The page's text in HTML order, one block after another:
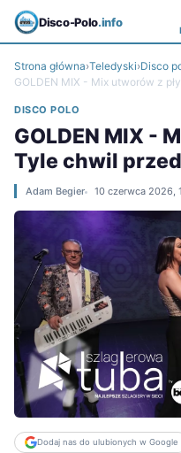
Disco-Polo.info
Strona główna›Teledyski›Disco
GOLDEN MIX - Mix utworów z
DISCO POLO
GOLDEN MIX -
Tyle chwil
Adam Begier 10 czerwca 2026,
Dodaj nas do ulubionych w Google